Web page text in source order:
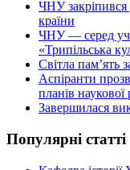
ЧНУ закріпився
країни
ЧНУ — серед
«Трипільська
Світла пам’ять
Аспіранти
планів наукової
Завершилася
Популярні статті